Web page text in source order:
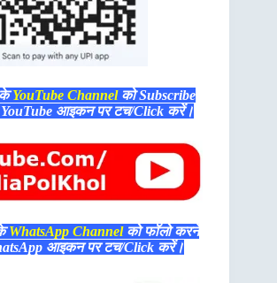
केYouTube Channelको Subscribe
आइकन पर टच/Click करें।
WhatsApp Channelको फॉलो करने
आइकन पर टच/Click करें।